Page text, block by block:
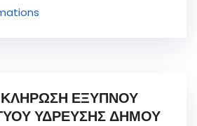
ΕΞΥΠΝΟΥ
ΥΔΡΕΥΣΗΣ ΔΗΜΟΥ